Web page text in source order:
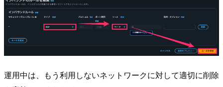
運用中は、もう利用しないネットワークに対して適切に削除